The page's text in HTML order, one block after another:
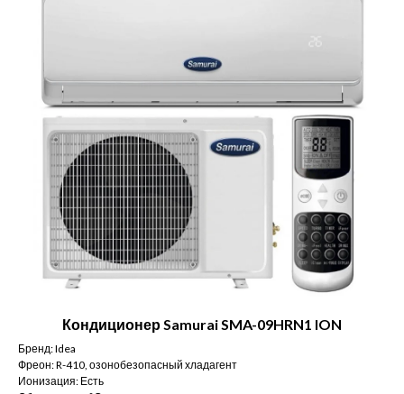
Кондиционер Samurai SMA-09HRN1 ION
Бренд: Idea
Фреон: R-410, озонобезопасный хладагент
Ионизация: Есть